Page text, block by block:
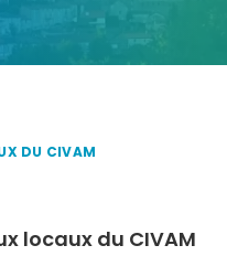
DU CIVAM
locaux du CIVAM